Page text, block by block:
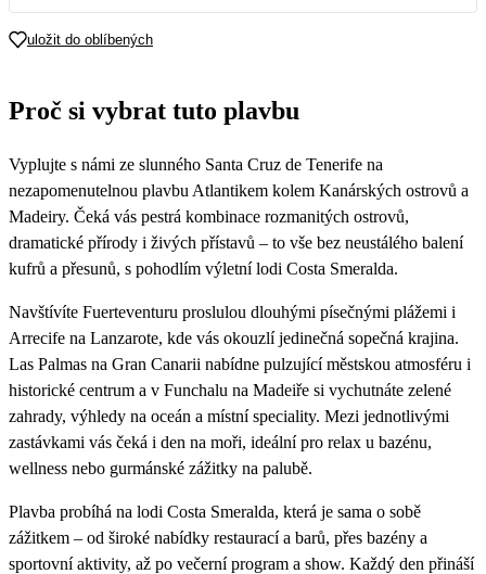
22
uložit do oblíbených
Proč si vybrat tuto plavbu
Vyplujte s námi ze slunného Santa Cruz de Tenerife na
nezapomenutelnou plavbu Atlantikem kolem Kanárských ostrovů a
Madeiry. Čeká vás pestrá kombinace rozmanitých ostrovů,
dramatické přírody i živých přístavů – to vše bez neustálého balení
kufrů a přesunů, s pohodlím výletní lodi Costa Smeralda.
Navštívíte Fuerteventuru proslulou dlouhými písečnými plážemi i
Arrecife na Lanzarote, kde vás okouzlí jedinečná sopečná krajina.
Las Palmas na Gran Canarii nabídne pulzující městskou atmosféru i
historické centrum a v Funchalu na Madeiře si vychutnáte zelené
zahrady, výhledy na oceán a místní speciality. Mezi jednotlivými
zastávkami vás čeká i den na moři, ideální pro relax u bazénu,
wellness nebo gurmánské zážitky na palubě.
Plavba probíhá na lodi Costa Smeralda, která je sama o sobě
zážitkem – od široké nabídky restaurací a barů, přes bazény a
sportovní aktivity, až po večerní program a show. Každý den přináší